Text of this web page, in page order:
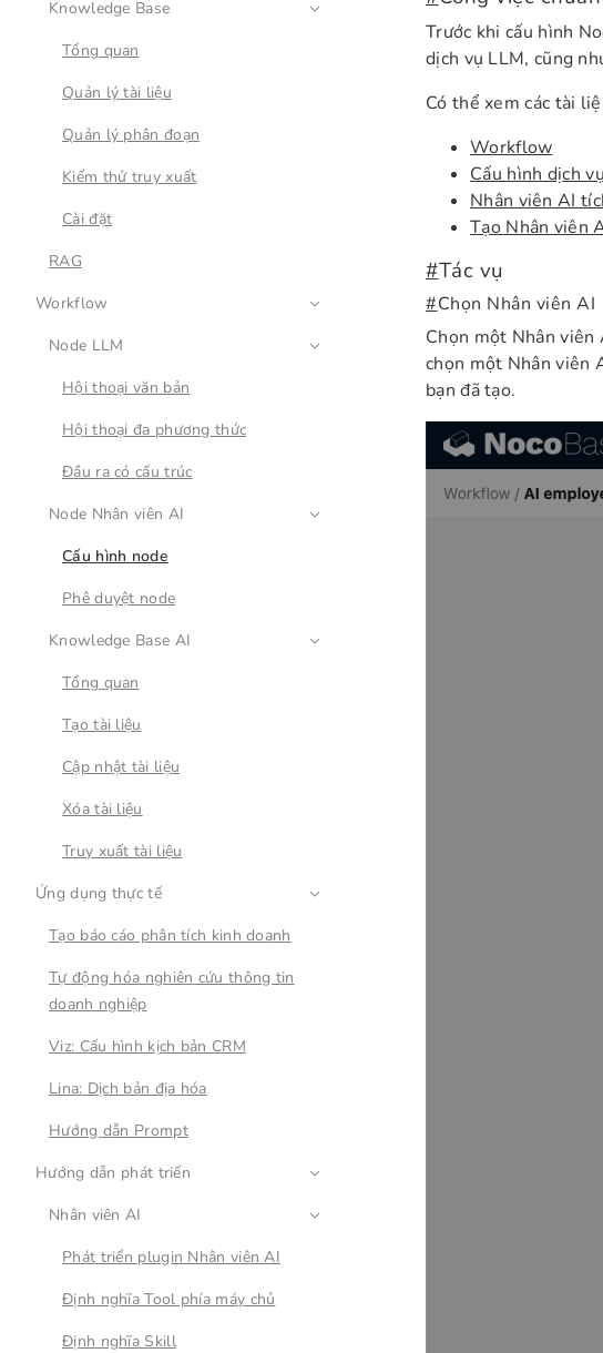
Knowledge Base
Tổng quan
Quản lý tài liệu
Quản lý phân đoạn
Kiểm thử truy xuất
Cài đặt
RAG
Workflow
Node LLM
Hội thoại văn bản
Hội thoại đa phương thức
Đầu ra có cấu trúc
Node Nhân viên AI
Cấu hình node
Phê duyệt node
Knowledge Base AI
Tổng quan
Tạo tài liệu
Cập nhật tài liệu
Xóa tài liệu
Truy xuất tài liệu
Ứng dụng thực tế
Tạo báo cáo phân tích kinh doanh
Tự động hóa nghiên cứu thông tin
doanh nghiệp
Viz: Cấu hình kịch bản CRM
Lina: Dịch bản địa hóa
Hướng dẫn Prompt
Hướng dẫn phát triển
Nhân viên AI
Phát triển plugin Nhân viên AI
Định nghĩa Tool phía máy chủ
Định nghĩa Skill
Trước khi cấu hình
dịch vụ LLM, cũng
Có thể xem các tài
Workflow
Cấu hình dịch
Nhân viên AI
Tạo Nhân viên
#Tác vụ
#Chọn Nhân viên AI
Chọn một Nhân viên
chọn một Nhân viên
bạn đã tạo.